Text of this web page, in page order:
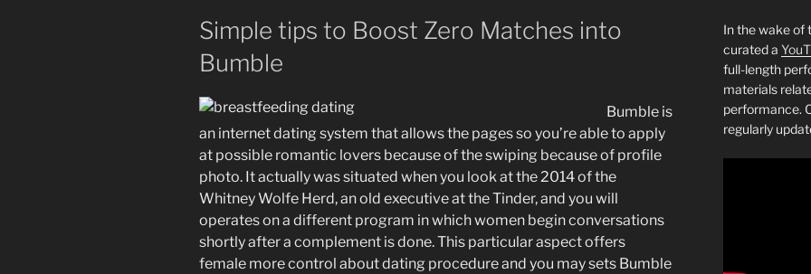
Simple tips to Boost Zero Matches into
Bumble
Bumble is
an internet dating system that allows the pages so you’re able to apply
at possible romantic lovers because of the swiping because of profile
photo. It actually was situated when you look at the 2014 of the
Whitney Wolfe Herd, an old executive at the Tinder, and you will
operates on a different program in which women begin conversations
shortly after a complement is done. This particular aspect offers
female more control about dating procedure and you may sets Bumble
In the wake of
curated a
full-length
materials
performance.
regularly